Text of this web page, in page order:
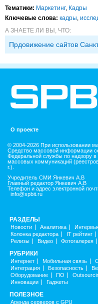
Тематики: Маркетинг, Кадры
Ключевые слова: кадры
А ЗНАЕТЕ ЛИ ВЫ, ЧТО:
Прдовижение сайтов
О проекте
© 2004-2026 При использовании
Средство массовой информации
Федеральной службы по надзору
массовых коммуникаций
г.).
Учредитель СМИ Янкевич А.В
Главный редактор Янкевич А.В
Телефон и адрес электронной
info@spbit.ru
РАЗДЕЛЫ
Новости Аналитика
Колонка редактора
IT рейтинг
Релизы
Видео Фотогалерея
РУБРИКИ
Интернет Мобильная связь
Интеграция
Безопасность
Оборудование
ПО
Инновации
Гаджеты
ПОЛЕЗНОЕ
Аренда серверов с GPU